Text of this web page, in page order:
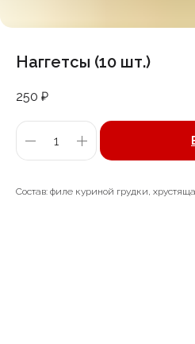
Наггетсы (10 шт.)
250 ₽
Состав: филе куриной грудки,